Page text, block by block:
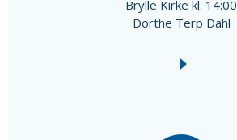
Brylle Kirke kl. 14:00
Dorthe Terp Dahl